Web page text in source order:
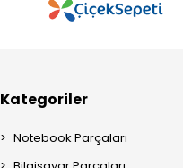
Kategoriler
Notebook Parçaları